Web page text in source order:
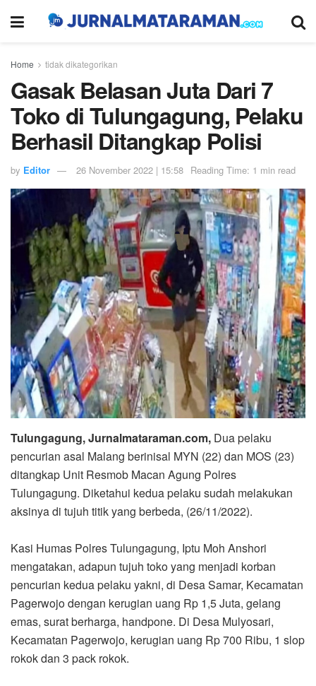
Home tidak dikategorikan
Gasak Belasan Juta Dari 7
Toko di Tulungagung, Pelaku
Berhasil Ditangkap Polisi
by Editor 26 November 2022 | 15:58 Reading Time: 1 min read
Tulungagung, Jurnalmataraman.com, Dua pelaku
pencurian asal Malang berinisal MYN (22) dan MOS (23)
ditangkap Unit Resmob Macan Agung Polres
Tulungagung. Diketahui kedua pelaku sudah melakukan
aksinya di tujuh titik yang berbeda, (26/11/2022).
Kasi Humas Polres Tulungagung, Iptu Moh Anshori
mengatakan, adapun tujuh toko yang menjadi korban
pencurian kedua pelaku yakni, di Desa Samar, Kecamatan
Pagerwojo dengan kerugian uang Rp 1,5 Juta, gelang
emas, surat berharga, handpone. Di Desa Mulyosari,
Kecamatan Pagerwojo, kerugian uang Rp 700 Ribu, 1 slop
rokok dan 3 pack rokok.